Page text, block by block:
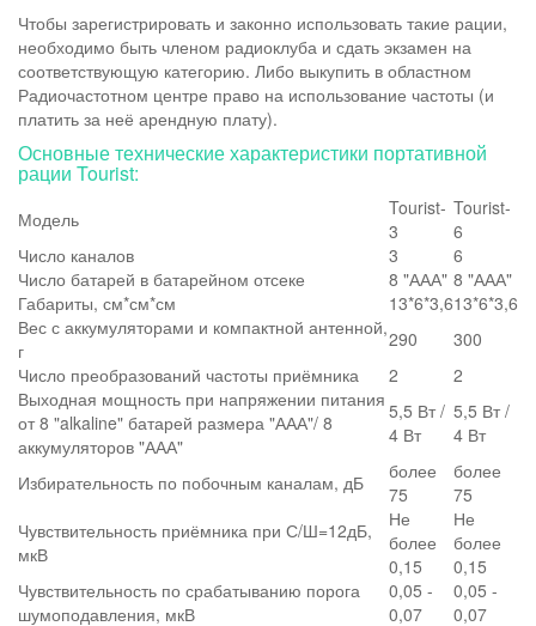
Чтобы зарегистрировать и законно использовать такие рации,
необходимо быть членом радиоклуба и сдать экзамен на
соответствующую категорию. Либо выкупить в областном
Радиочастотном центре право на использование частоты (и
платить за неё арендную плату).
Основные технические характеристики портативной
рации Tourist:
Модель
Tourist-
3
Tourist-
6
Число каналов
3
6
Число батарей в батарейном отсеке
8 "ААА" 8 "ААА"
Габариты, см*см*см
13*6*3,613*6*3,6
Вес с аккумуляторами и компактной антенной,
г
290
300
Число преобразований частоты приёмника
2
2
Выходная мощность при напряжении питания
от 8 "alkaline" батарей размера "ААА"/ 8
аккумуляторов "ААА"
5,5 Вт /
4 Вт
5,5 Вт /
4 Вт
Избирательность по побочным каналам, дБ
более
75
более
75
Чувствительность приёмника при С/Ш=12дБ,
мкВ
Не
более
0,15
Не
более
0,15
Чувствительность по срабатыванию порога
шумоподавления, мкВ
0,05 -
0,07
0,05 -
0,07